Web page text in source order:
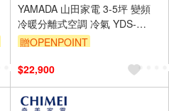
YAMADA 山田家電 3-5坪 變頻
冷暖分離式空調 冷氣 YDS-
FN28H/YDC-FN28H
贈OPENPOINT
$22,900